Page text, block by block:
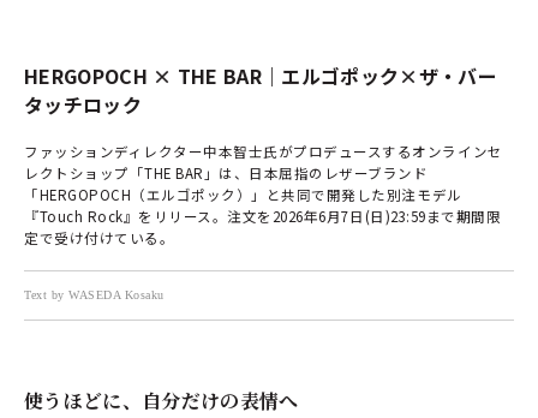
HERGOPOCH × THE BAR｜エルゴポック×ザ・バー
タッチロック
ファッションディレクター中本智士氏がプロデュースするオンラインセ
レクトショップ「THE BAR」は、日本屈指のレザーブランド
「HERGOPOCH（エルゴポック）」と共同で開発した別注モデル
『Touch Rock』をリリース。注文を2026年6月7日(日)23:59まで期間限
定で受け付けている。
Text by WASEDA Kosaku
使うほどに、自分だけの表情へ